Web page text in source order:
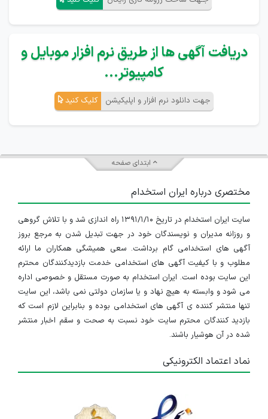
دریافت آگهی ها از طریق نرم افزار موبایل و
کامپیوتر...
جهت دانلود نرم افزار و اپلیکیشن کلیک کنید
ابتدای صفحه
مختصری درباره ایران استخدام
سایت ایران استخدام در تاریخ ۱۳۹۱/۱/۱۰ راه اندازی شد و با تلاش گروهی
و روزانه مدیران و نویسندگان خود در جهت تبدیل شدن به مرجع بروز
آگهی های استخدامی گام برداشت. سعی همیشگی همکاران ما ارائه
مطلوب و با کیفیت آگهی های استخدامی خدمت بازدیدکنندگان محترم
این سایت بوده است. ایران استخدام به صورت مستقل و خصوصی اداره
می شود و وابسته به هیچ نهاد و یا سازمان دولتی نمی باشد، این سایت
تنها منتشر کننده ی آگهی های استخدامی بوده و بنابراین لازم است که
بازدید کنندگان محترم سایت خود نسبت به صحت و سقم اخبار منتشر
شده در آن هوشیار باشند.
نماد اعتماد الکترونیکی